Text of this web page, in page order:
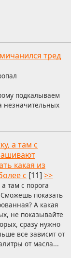
тред
подкалываем
незначительных
а там с
какая из
с [11] >>
там с порога
показать
А какая
не показывайте
сразу нужно
все зависит от
от масла...